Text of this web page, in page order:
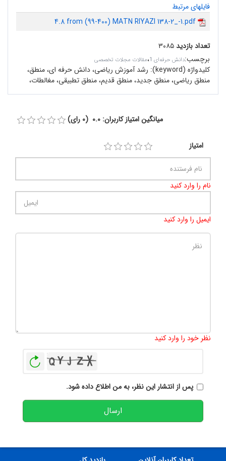
فایلهای مرتبط
4.8 from (99-400) MATN RIYAZI 138-2_-1.pdf
تعداد بازدید۳۰۸۵
برچسب:دانش حرفه‌ای 1 ،مقالات مجلات تخصصی
کلیدواژه (keyword):
رشد آموزش ریاضی، دانش حرفه ای، منطق،
منطق ریاضی، منطق جدید، منطق قدیم، منطق تطبیقی، مغالطات،
میانگین امتیاز کاربران: 0.0 (0 رای)
امتیاز
نام را وارد کنید
ایمیل را وارد کنید
نظر خود را وارد کنید
پس از انتشار این نظر، به من اطلاع داده شود.
ارسال